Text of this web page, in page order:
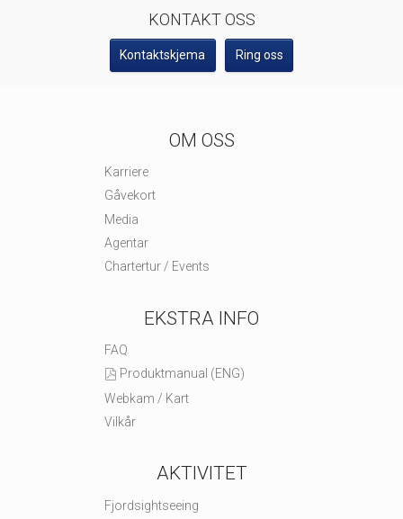
KONTAKT OSS
Kontaktskjema Ring oss
OM OSS
Karriere
Gåvekort
Media
Agentar
Chartertur / Events
EKSTRA INFO
FAQ
Produktmanual (ENG)
Webkam / Kart
Vilkår
AKTIVITET
Fjordsightseeing